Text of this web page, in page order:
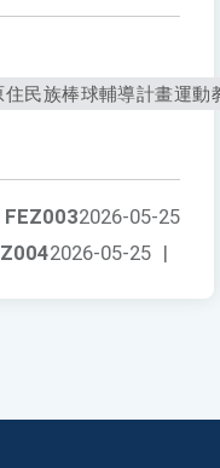
民族棒球輔導計畫運動
FEZ0032026-05-25
2026-05-25 |